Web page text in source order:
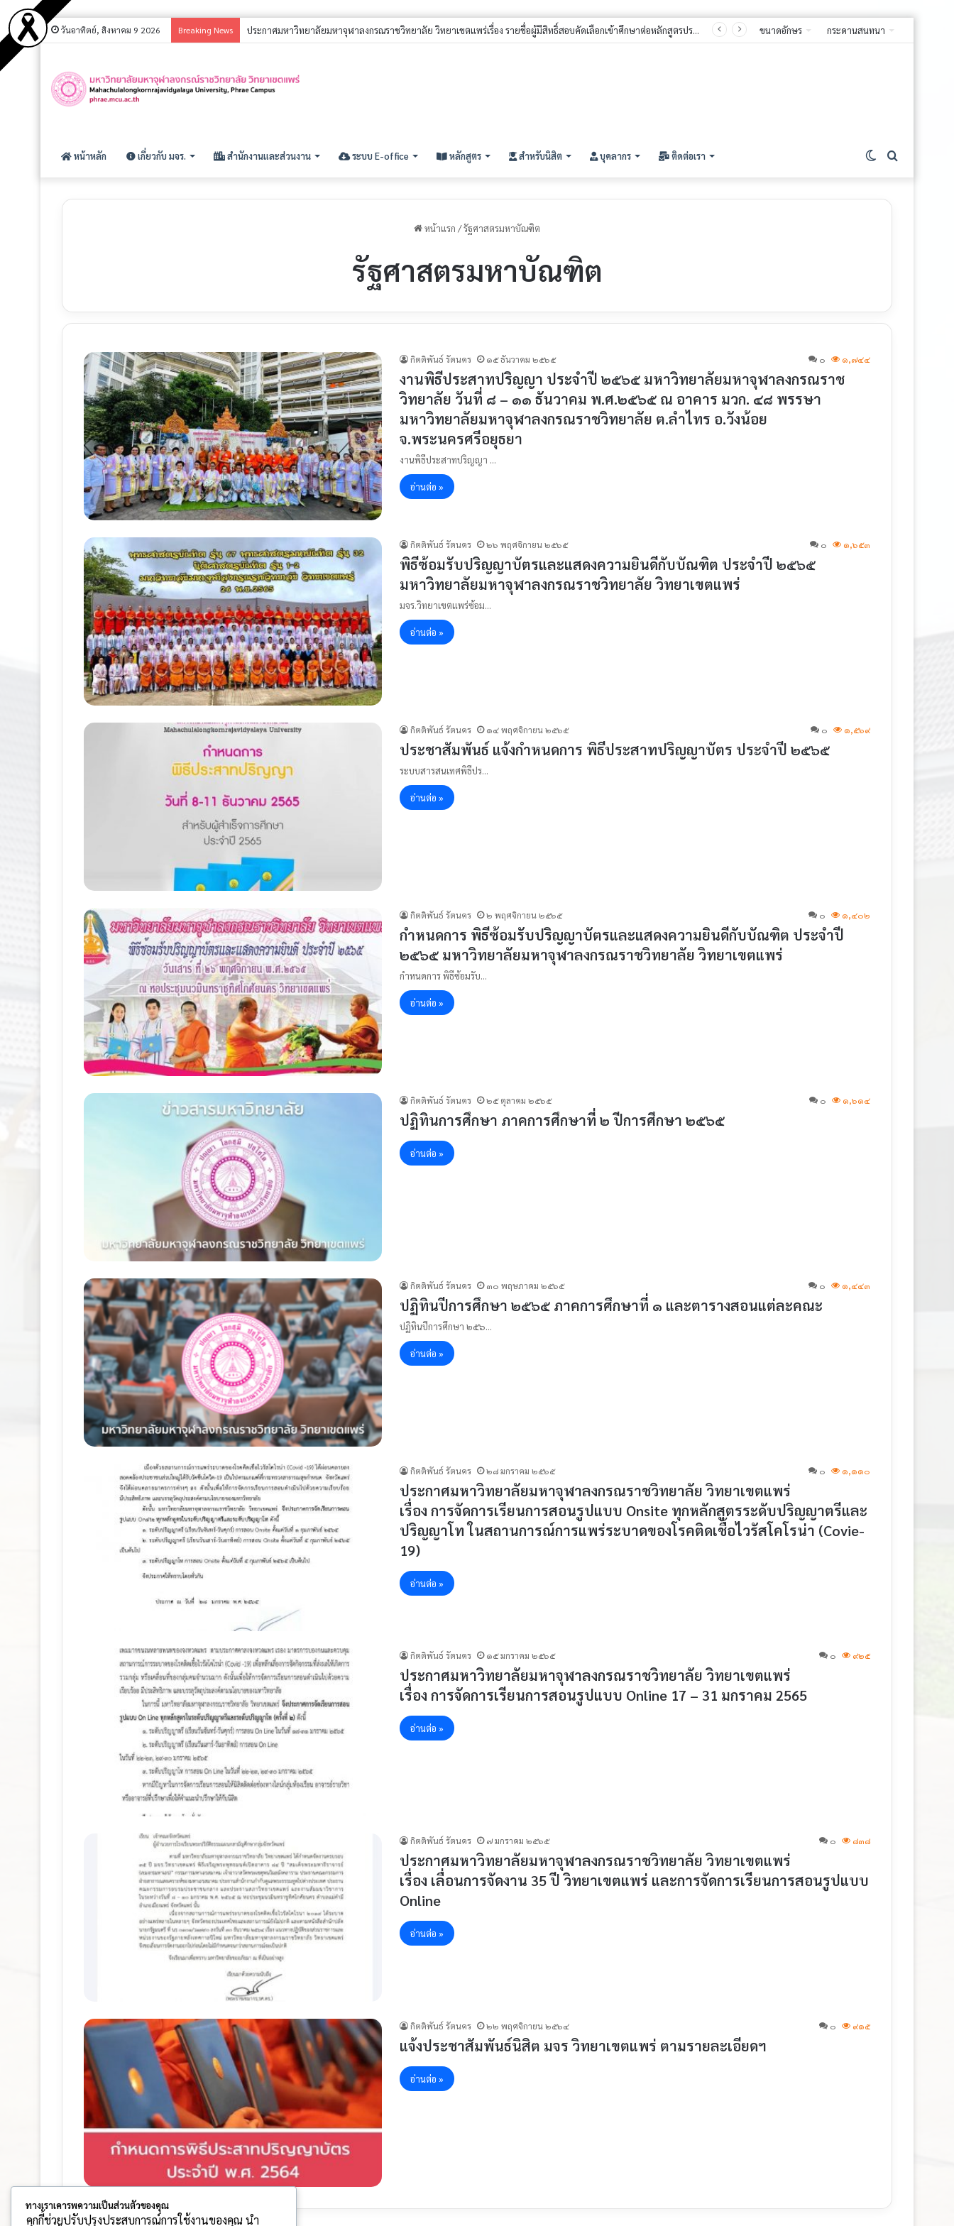
วันอาทิตย์, สิงหาคม 9 2026 Breaking News ประกาศ รายชื่อผู้มีสิทธิ์สอบคัดเลือกนิสิตใหม่ ประจำปีการศึกษา ๒๕๖๙ (รอบที่ ๓) ระดับปริญญาตรี ขนาดอักษร กระดานสนทนา
หน้าหลัก เกี่ยวกับ มจร. สำนักงานและส่วนงาน ระบบ E-office หลักสูตร สำหรับนิสิต บุคลากร ติดต่อเรา Switch
skin
หน้าแรก /รัฐศาสตรมหาบัณฑิต
รัฐศาสตรมหาบัณฑิต
กิตติพันธ์ รัตนคร ๑๕ ธันวาคม ๒๕๖๕ ๐ ๑,๗๔๔
งานพิธีประสาทปริญญา ประจำปี ๒๕๖๕ มหาวิทยาลัยมหาจุฬาลงกรณราช
วิทยาลัย วันที่ ๘ – ๑๑ ธันวาคม พ.ศ.๒๕๖๕ ณ อาคาร มวก. ๔๘ พรรษา
มหาวิทยาลัยมหาจุฬาลงกรณราชวิทยาลัย ต.ลำไทร อ.วังน้อย
จ.พระนครศรีอยุธยา
งานพิธีประสาทปริญญา …
อ่านต่อ »
กิตติพันธ์ รัตนคร ๒๖ พฤศจิกายน ๒๕๖๕ ๐ ๑,๖๕๓
พิธีซ้อมรับปริญญาบัตรและแสดงความยินดีกับบัณฑิต ประจำปี ๒๕๖๕
มหาวิทยาลัยมหาจุฬาลงกรณราชวิทยาลัย วิทยาเขตแพร่
มจร.วิทยาเขตแพร่ซ้อม…
อ่านต่อ »
กิตติพันธ์ รัตนคร ๑๔ พฤศจิกายน ๒๕๖๕ ๐ ๑,๕๖๙
ประชาสัมพันธ์ แจ้งกำหนดการ พิธีประสาทปริญญาบัตร ประจำปี ๒๕๖๕
ระบบสารสนเทศ​พิธี​ปร…
อ่านต่อ »
กิตติพันธ์ รัตนคร ๒ พฤศจิกายน ๒๕๖๕ ๐ ๑,๔๐๒
กำหนดการ พิธีซ้อมรับปริญญาบัตรและแสดงความยินดีกับบัณฑิต ประจำปี
๒๕๖๕ มหาวิทยาลัยมหาจุฬาลงกรณราชวิทยาลัย วิทยาเขตแพร่
กำหนดการ พิธีซ้อมรับ…
อ่านต่อ »
กิตติพันธ์ รัตนคร ๒๕ ตุลาคม ๒๕๖๕ ๐ ๑,๖๑๔
ปฏิทินการศึกษา ภาคการศึกษาที่ ๒ ปีการศึกษา ๒๕๖๕
อ่านต่อ »
กิตติพันธ์ รัตนคร ๓๐ พฤษภาคม ๒๕๖๕ ๐ ๑,๔๔๓
ปฏิทินปีการศึกษา ๒๕๖๕ ภาคการศึกษาที่ ๑ และตารางสอนแต่ละคณะ
ปฏิทินปีการศึกษา ๒๕๖…
อ่านต่อ »
กิตติพันธ์ รัตนคร ๒๘ มกราคม ๒๕๖๕ ๐ ๑,๑๑๐
ประกาศมหาวิทยาลัยมหาจุฬาลงกรณราชวิทยาลัย วิทยาเขตแพร่
เรื่อง การจัดการเรียนการสอนรูปแบบ Onsite ทุกหลักสูตรระดับปริญญาตรีและ
ปริญญาโท ในสถานการณ์การแพร่ระบาดของโรคติดเชื้อไวรัสโคโรน่า (Covie-
19)
อ่านต่อ »
กิตติพันธ์ รัตนคร ๑๕ มกราคม ๒๕๖๕ ๐ ๙๒๕
ประกาศมหาวิทยาลัยมหาจุฬาลงกรณราชวิทยาลัย วิทยาเขตแพร่
เรื่อง การจัดการเรียนการสอนรูปแบบ Online 17 – 31 มกราคม 2565
อ่านต่อ »
กิตติพันธ์ รัตนคร ๗ มกราคม ๒๕๖๕ ๐ ๘๓๘
ประกาศมหาวิทยาลัยมหาจุฬาลงกรณราชวิทยาลัย วิทยาเขตแพร่
เรื่อง เลื่อนการจัดงาน 35 ปี วิทยาเขตแพร่ และการจัดการเรียนการสอนรูปแบบ
Online
อ่านต่อ »
กิตติพันธ์ รัตนคร ๒๒ พฤศจิกายน ๒๕๖๔ ๐ ๙๑๕
แจ้งประชาสัมพันธ์นิสิต มจร วิทยาเขตแพร่ ตามรายละเอียดฯ
อ่านต่อ »
ทางเราเคารพความเป็นส่วนตัวของคุณ
คุกกี้ช่วยปรับปรุงประสบการณ์การใช้งานของคุณ นำ